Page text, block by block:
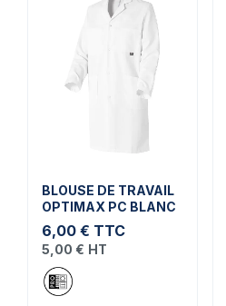
BLOUSE DE TRAVAIL
OPTIMAX PC BLANC
6,00 € TTC
5,00 € HT